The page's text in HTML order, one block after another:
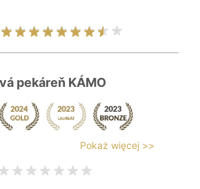
pekáreň KÁMO
Pokaż więcej >>